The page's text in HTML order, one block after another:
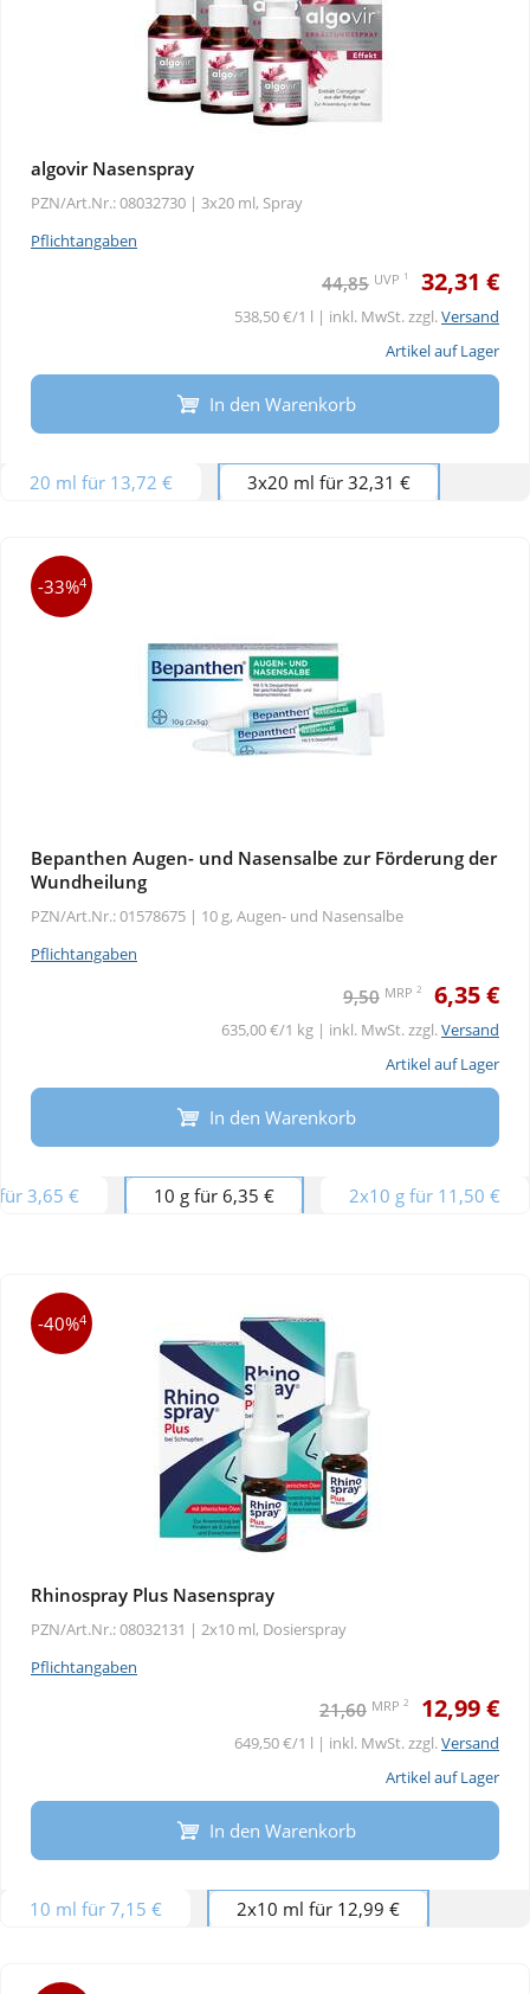
algovir Nasenspray
PZN/Art.Nr.: 08032730 | 3x20 ml, Spray
Pflichtangaben
44,85 UVP 1 32,31 €
538,50 €/1 l | inkl. MwSt. zzgl.Versand
Artikel auf Lager
In den Warenkorb
20 ml für 13,72 € 3x20 ml für 32,31 €
-33%4
Bepanthen Augen- und Nasensalbe zur Förderung der
Wundheilung
PZN/Art.Nr.: 01578675 | 10 g, Augen- und Nasensalbe
Pflichtangaben
9,50 MRP 2 6,35 €
635,00 €/1 kg | inkl. MwSt. zzgl.Versand
Artikel auf Lager
In den Warenkorb
3,65 € 10 g für 6,35 € 2x10 g für 11,50 €
-40%4
Rhinospray Plus Nasenspray
PZN/Art.Nr.: 08032131 | 2x10 ml, Dosierspray
Pflichtangaben
21,60 MRP 2 12,99 €
649,50 €/1 l | inkl. MwSt. zzgl.Versand
Artikel auf Lager
In den Warenkorb
10 ml für 7,15 € 2x10 ml für 12,99 €